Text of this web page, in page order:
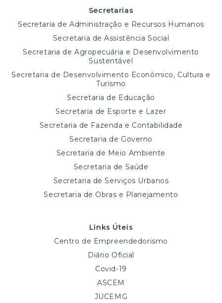
Secretarias
Secretaria de Administração e Recursos Humanos
Secretaria de Assistência Social
Secretaria de Agropecuária e Desenvolvimento
Sustentável
Secretaria de Desenvolvimento Econômico, Cultura e
Turismo
Secretaria de Educação
Secretaria de Esporte e Lazer
Secretaria de Fazenda e Contabilidade
Secretaria de Governo
Secretaria de Meio Ambiente
Secretaria de Saúde
Secretaria de Serviços Urbanos
Secretaria de Obras e Planejamento
Links Úteis
Centro de Empreendedorismo
Diário Oficial
Covid-19
ASCEM
JUCEMG